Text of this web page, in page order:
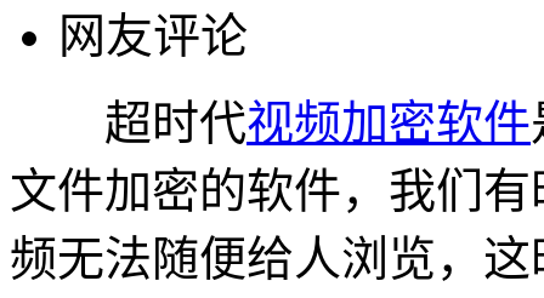
网友评论
超时代视频加密软件
文件加密的软件，我们
频无法随便给人浏览，